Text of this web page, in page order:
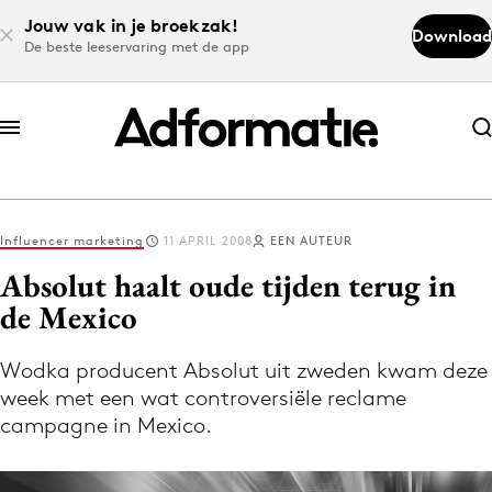
Jouw vak in je broekzak!
De beste leeservaring met de app
Download
Abonneer nu
Abonneer nu
Log in
Volg het laatste nieuws via de Adformatie
Nieuws app
Influencer marketing 11 APRIL 2008 EEN AUTEUR
Absolut haalt oude tijden terug in
de Mexico
Wodka producent Absolut uit zweden kwam deze
week met een wat controversiële reclame
campagne in Mexico.